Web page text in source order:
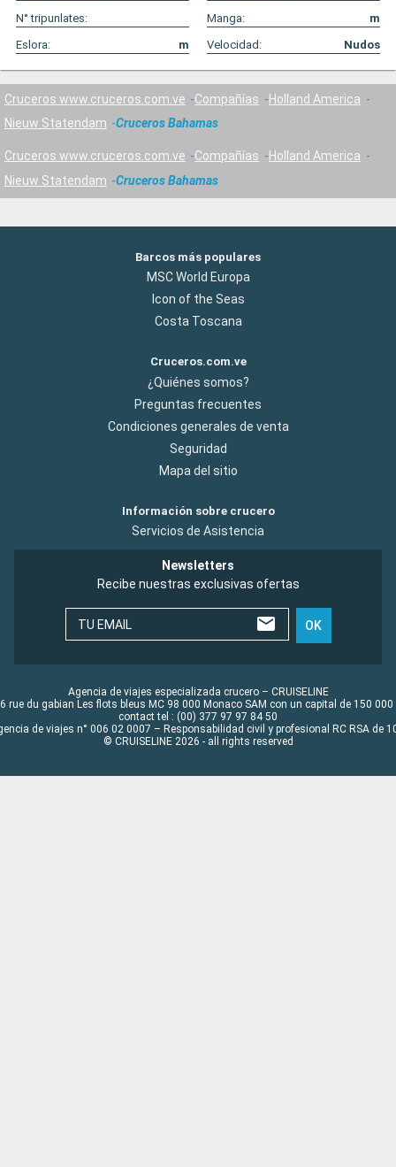
N° tripunlates:
Manga:
m
Eslora:
m Velocidad: Nudos
Cruceros www.cruceros.com.ve Compañías
Holland America
Nieuw Statendam
Cruceros Bahamas
Cruceros www.cruceros.com.ve Compañías
Holland America
Nieuw Statendam
Cruceros Bahamas
Barcos más populares
MSC World Europa
Icon of the Seas
Costa Toscana
Cruceros.com.ve
¿Quiénes somos?
Preguntas frecuentes
Condiciones generales de venta
Seguridad
Mapa del sitio
Información sobre crucero
Servicios de Asistencia
Newsletters
Recibe nuestras exclusivas ofertas
TU EMAIL OK
Agencia de viajes especializada crucero – CRUISELINE
rue du gabian Les flots bleus MC 98 000 Monaco SAM con un capital de 150 000
contact tel : (00) 377 97 97 84 50
de viajes n° 006 02 0007 – Responsabilidad civil y profesional RC RSA de
© CRUISELINE 2026 - all rights reserved